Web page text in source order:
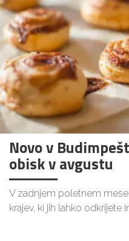
Novo v
obisk v avgustu
V zadnjem poletnem
krajev, ki jih lahko odkrijete